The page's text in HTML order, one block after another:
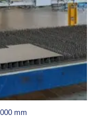
mm